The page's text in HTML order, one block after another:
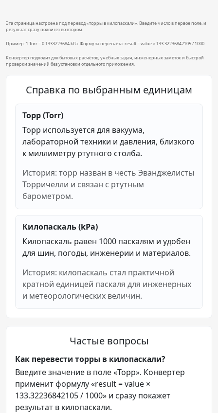
Эта страница настроена под перевод «торры в килопаскали». Введите число в первое поле, и
результат сразу появится во втором.
Пример: 1 Torr = 0.1333223684 kPa. Формула пересчёта: result = value × 133.32236842105 / 1000.
Конвертер подходит для бытовых расчётов, учебных задач, инженерных заметок и быстрой
проверки значений без установки отдельного приложения.
Справка по выбранным единицам
Торр (Torr)
Торр используется для вакуума,
лабораторной техники и давления, близкого
к миллиметру ртутного столба.
История: торр назван в честь Эванджелисты
Торричелли и связан с ртутным
барометром.
Килопаскаль (kPa)
Килопаскаль равен 1000 паскалям и удобен
для шин, погоды, инженерии и материалов.
История: килопаскаль стал практичной
кратной единицей паскаля для инженерных
и метеорологических величин.
Частые вопросы
Как перевести торры в килопаскали?
Введите значение в поле «Торр». Конвертер
применит формулу «result = value ×
133.32236842105 / 1000» и сразу покажет
результат в килопаскали.